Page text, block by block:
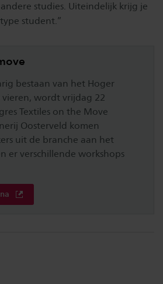
studies. Uiteindelijk krijg je
student.”
bestaan van het Hoger
wordt vrijdag 22
Textiles on the Move
Oosterveld komen
uit de branche aan het
er verschillende workshops